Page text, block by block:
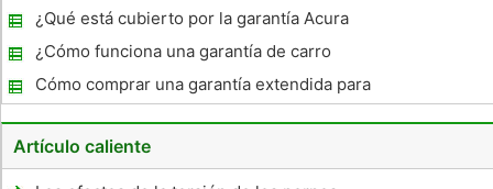
ampliado
¿Qué está cubierto por la garantía Acura
certificado?
¿Cómo funciona una garantía de carro
Cómo comprar una garantía extendida para
un coche
Artículo caliente